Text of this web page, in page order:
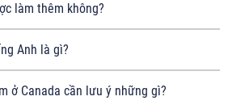
làm thêm không?
Anh là gì?
ở Canada cần lưu ý những gì?